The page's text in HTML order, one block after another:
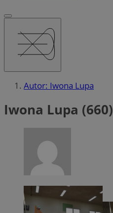
Autor: Iwona Lupa
Iwona Lupa (660)